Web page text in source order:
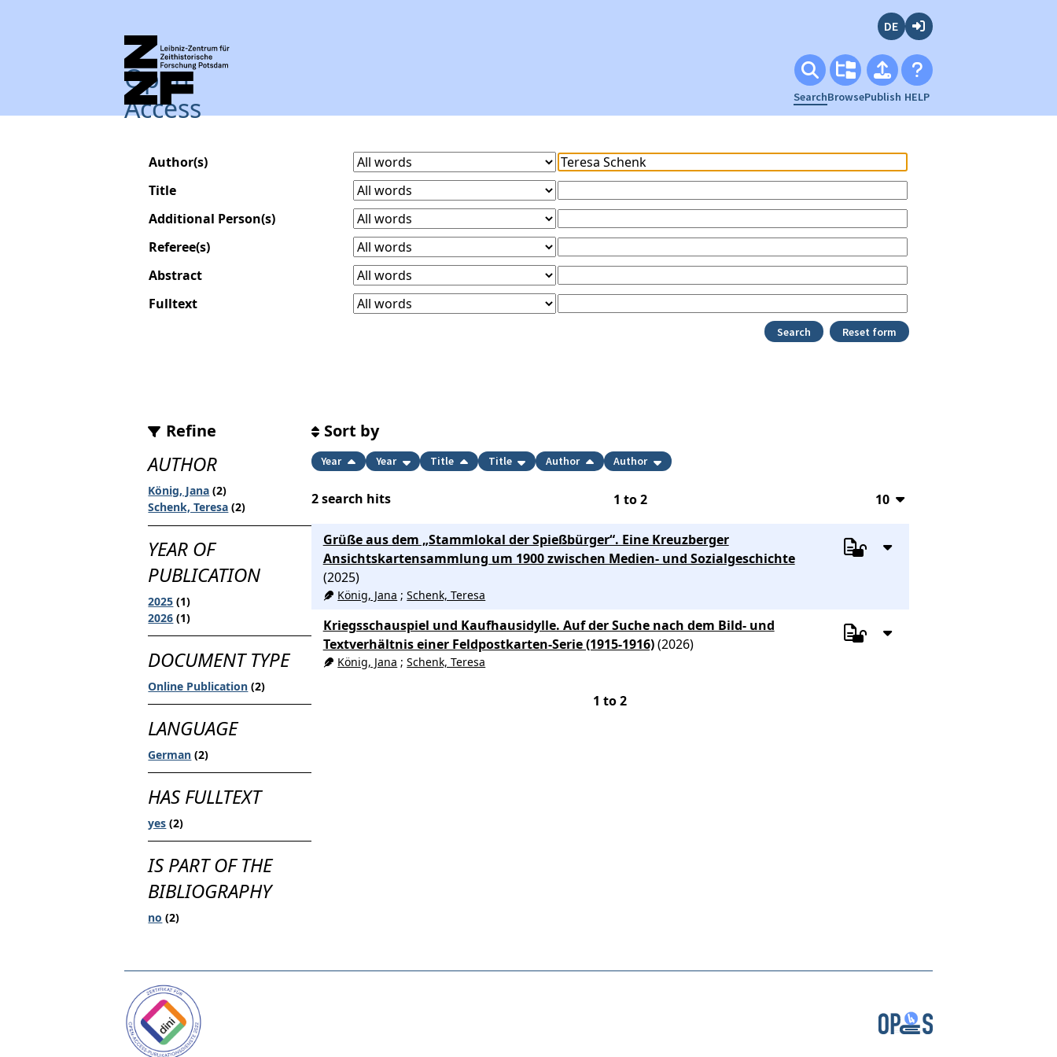
Open
Access
SearchBrowsePublish HELP
Author(s)
Title
Additional Person(s)
Referee(s)
Abstract
Fulltext
Refine
AUTHOR
König, Jana (2)
Schenk, Teresa (2)
YEAR OF
PUBLICATION
2025 (1)
2026 (1)
DOCUMENT TYPE
Online Publication (2)
LANGUAGE
German (2)
HAS FULLTEXT
yes (2)
IS PART OF THE
BIBLIOGRAPHY
no (2)
2search hits 1 to2
10
20
Sort by
Year Year Title Title Author Author
Grüße aus dem „Stammlokal der Spießbürger“. Eine Kreuzberger
Ansichtskartensammlung um 1900 zwischen Medien- und Sozialgeschichte
(2025)
König, Jana ;Schenk, Teresa
Kriegsschauspiel und Kaufhausidylle. Auf der Suche nach dem Bild- und
Textverhältnis einer Feldpostkarten-Serie (1915-1916)(2026)
König, Jana ;Schenk, Teresa
1 to2